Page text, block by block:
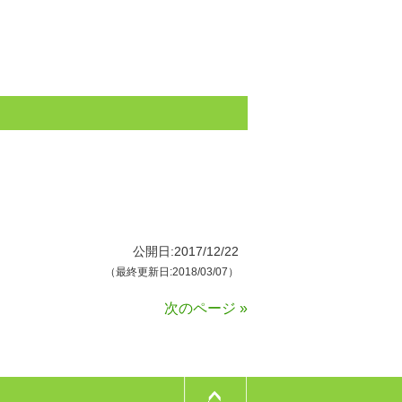
公開日:2017/12/22
（最終更新日:2018/03/07）
次のページ »